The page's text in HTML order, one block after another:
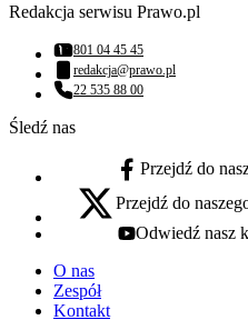
Redakcja serwisu Prawo.pl
Numer telefonu:
801 04 45 45
Adres email:
redakcja@prawo.pl
Numer telefonu:
22 535 88 00
Śledź nas
facebook - otwiera się w
Przejdź do
x - otwiera się w nowej karcie
Przejdź do
youtube - otwiera się w
Odwiedź nasz
O nas
Zespół
Kontakt